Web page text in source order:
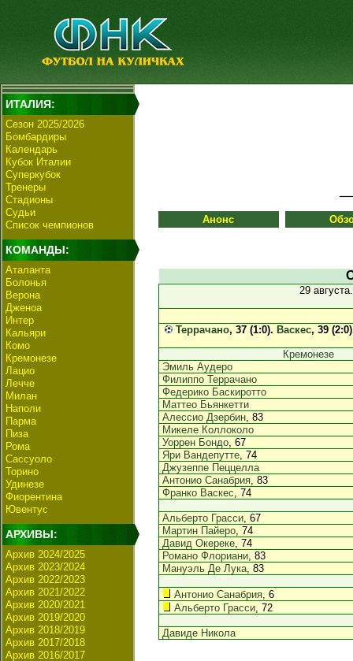
ИТАЛИЯ:
Сезон 2025/2026
Бомбардиры
Календарь
Кубок Италии
Суперкубок
Тренеры
Стадионы
Судьи
Список чемпионов
КОМАНДЫ:
Аталанта
Болонья
Верона
Дженоа
Интер
Кальяри
Комо
Кремонезе
Лацио
Лечче
Милан
Наполи
Парма
Пиза
Рома
Сассуоло
Торино
Удинезе
Фиорентина
Ювентус
АРХИВЫ:
Архив 2024/2025
Архив 2023/2024
Архив 2022/2023
Архив 2021/2022
Архив 2020/2021
Архив 2019/2020
Архив 2018/2019
Архив 2017/2018
Архив 2016/2017
Анонс
29
Террачано, 37 (1:0). Васкес, 39
Кремонезе
Эмиль Аудеро
Филиппо Террачано
Федерико Баскиротто
Маттео Бьянкетти
Алессио Дзербин, 83
Микеле Коллоколо
Уоррен Бондо, 67
Яри Вандепутте, 74
Джузеппе Пеццелла
Антонио Санабрия, 83
Франко Васкес, 74
Альберто Грасси, 67
Мартин Пайеро, 74
Давид Окереке, 74
Романо Флориани, 83
Мануэль Де Лука, 83
Антонио Санабрия, 6
Альберто Грасси, 72
Давиде Никола